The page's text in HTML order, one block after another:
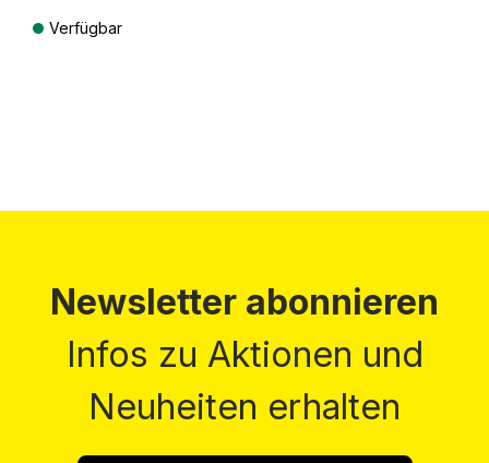
Verfügbar
Newsletter abonnieren
Infos zu Aktionen und
Neuheiten erhalten